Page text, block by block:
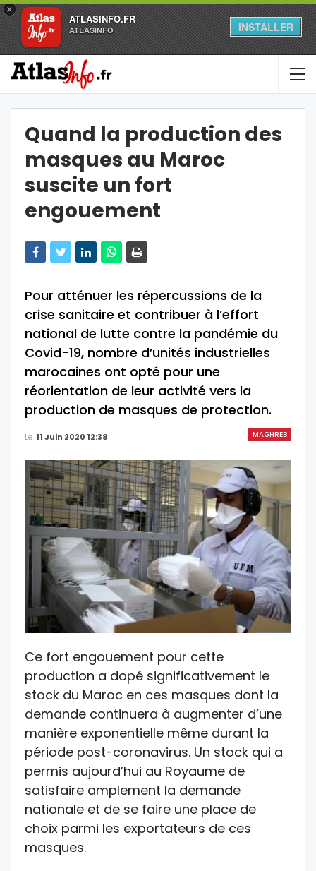
×
ATLASINFO.FR
ATLASINFO INSTALLER
Quand la production des
masques au Maroc
suscite un fort
engouement
Pour atténuer les répercussions de la
crise sanitaire et contribuer à l’effort
national de lutte contre la pandémie du
Covid-19, nombre d’unités industrielles
marocaines ont opté pour une
réorientation de leur activité vers la
production de masques de protection.
MAGHREB
Le 11 Juin 2020 12:38
Ce fort engouement pour cette
production a dopé significativement le
stock du Maroc en ces masques dont la
demande continuera à augmenter d’une
manière exponentielle même durant la
période post-coronavirus. Un stock qui a
permis aujourd’hui au Royaume de
satisfaire amplement la demande
nationale et de se faire une place de
choix parmi les exportateurs de ces
masques.